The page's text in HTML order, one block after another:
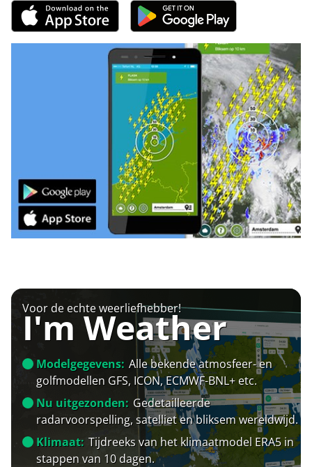
Voor de echte weerliefhebber!
I'm Weather
Modelgegevens: Alle bekende atmosfeer- en
golfmodellen GFS, ICON, ECMWF-BNL+ etc.
Nu uitgezonden: Gedetailleerde
radarvoorspelling, satelliet en bliksem wereldwijd.
Klimaat: Tijdreeks van het klimaatmodel ERA5 in
stappen van 10 dagen.